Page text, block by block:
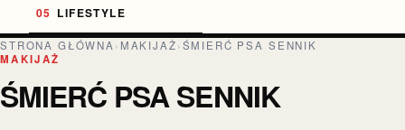
LIFESTYLE
STRONA GŁÓWNA› MAKIJAŻ›ŚMIERĆ PSA SENNIK
MAKIJAŻ
ŚMIERĆ PSA SENNIK